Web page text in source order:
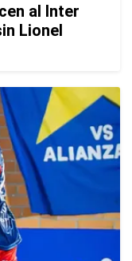
al Inter
Lionel